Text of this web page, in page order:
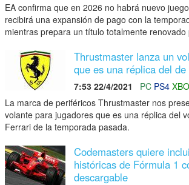
EA confirma que en 2026 no habrá nuevo
recibirá una expansión de pago con la
mientras prepara un título totalmente renovado
Thrustmaster lanza un
que es una réplica del
7:53 22/4/2021 PC PS4
La marca de periféricos Thrustmaster nos
volante para jugadores que es una réplica del
Ferrari de la temporada pasada.
Codemasters quiere
históricas de Fórmula 1
descargable